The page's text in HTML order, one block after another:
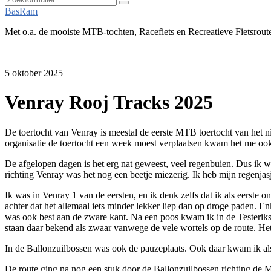
Zoeken
BasRam
Met o.a. de mooiste MTB-tochten, Racefiets en Recreatieve
5 oktober 2025
Venray Rooj Tracks 2025
De toertocht van Venray is meestal de eerste MTB toertocht van het
organisatie de toertocht een week moest verplaatsen kwam het me
De afgelopen dagen is het erg nat geweest, veel regenbuien. Dus ik
richting Venray was het nog een beetje miezerig. Ik heb mijn
Ik was in Venray 1 van de eersten, en ik denk zelfs dat ik als eerste
achter dat het allemaal iets minder lekker liep dan op droge paden.
was ook best aan de zware kant. Na een poos kwam ik in de
staan daar bekend als zwaar vanwege de vele wortels op de route.
In de Ballonzuilbossen was ook de pauzeplaats. Ook daar kwam ik
De route ging na nog een stuk door de Ballonzuilbossen richting de